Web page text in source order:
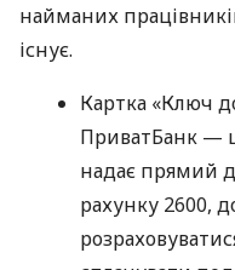
найманих
існує.
Картка «Ключ
ПриватБанк —
надає прямий
рахунку 2600,